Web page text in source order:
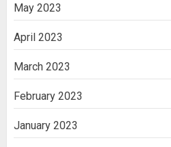
May 2023
April 2023
March 2023
February 2023
January 2023